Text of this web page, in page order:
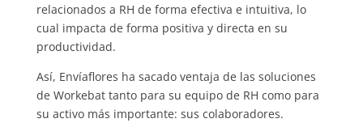
relacionados a RH de forma efectiva e intuitiva, lo
cual impacta de forma positiva y directa en su
productividad.
Así, Envíaflores ha sacado ventaja de las soluciones
de Workebat tanto para su equipo de RH como para
su activo más importante: sus colaboradores.